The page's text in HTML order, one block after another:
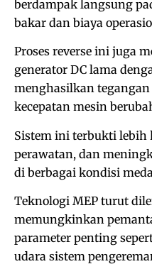
berdampak langsung
bakar dan biaya
Proses reverse ini juga
generator DC lama
menghasilkan
kecepatan mesin
Sistem ini terbukti lebih
perawatan, dan
di berbagai kondisi
Teknologi MEP turut
memungkinkan
parameter penting
udara sistem